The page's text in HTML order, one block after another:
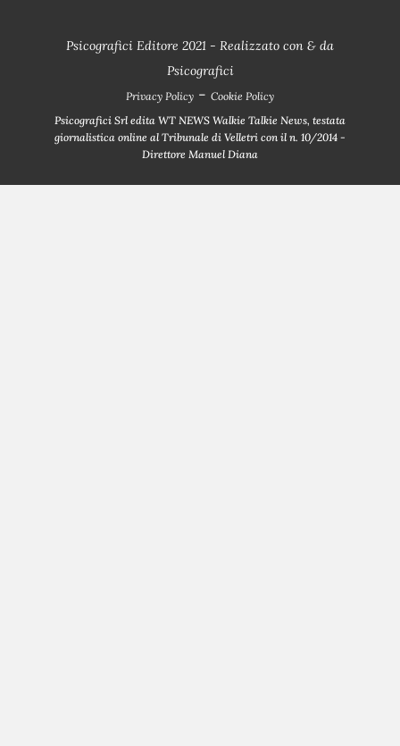
Psicografici Editore 2021 - Realizzato con & da
Psicografici
Privacy Policy - Cookie Policy
Psicografici Srl edita WT NEWS Walkie Talkie News, testata
giornalistica online al Tribunale di Velletri con il n. 10/2014 -
Direttore Manuel Diana